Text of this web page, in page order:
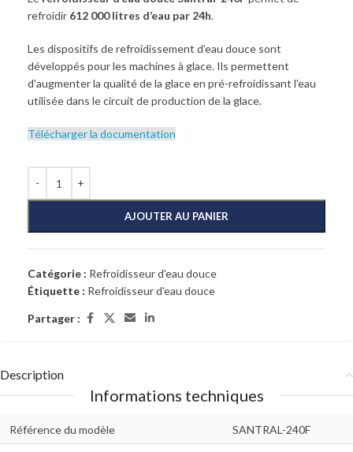
refroidir 612 000 litres d’eau par 24h.
Les dispositifs de refroidissement d’eau douce sont
développés pour les machines à glace. Ils permettent
d’augmenter la qualité de la glace en pré-refroidissant l’eau
utilisée dans le circuit de production de la glace.
Télécharger la documentation
AJOUTER AU PANIER
Catégorie : Refroidisseur d'eau douce
Étiquette : Refroidisseur d'eau douce
Partager :
Description
Informations techniques
Référence du modèle SANTRAL-240F